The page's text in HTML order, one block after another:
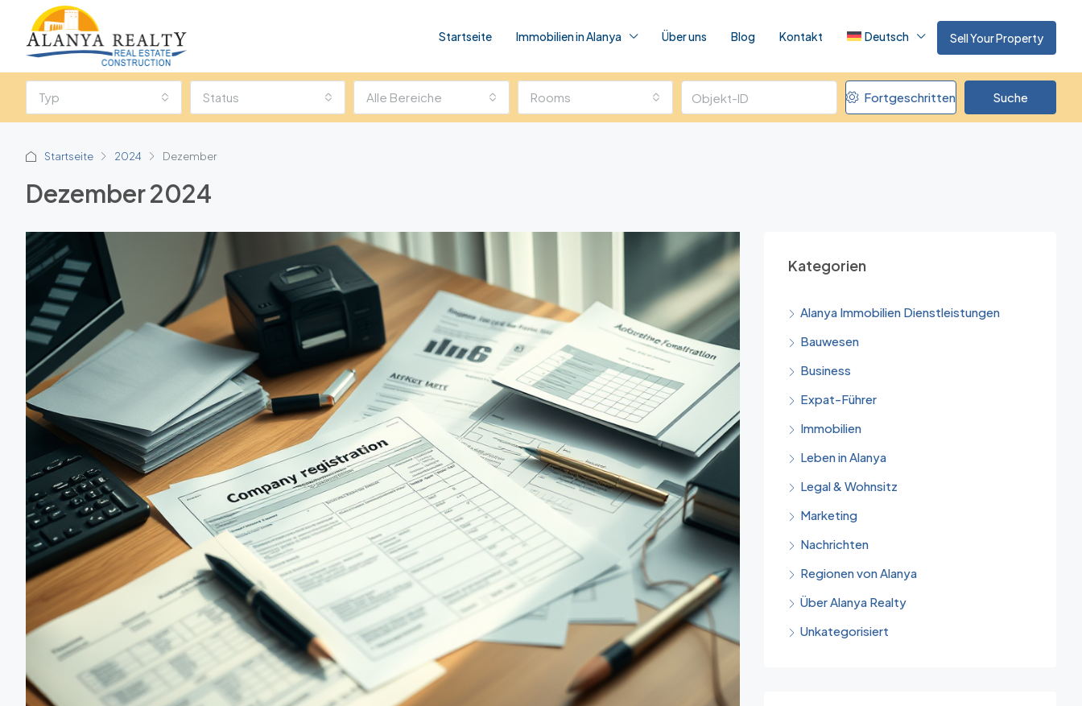
Startseite Immobilien in Alanya Über uns Blog Kontakt Deutsch Sell Your Property
Typ Status Alle Bereiche Rooms Fortgeschritten Suche
Startseite 2024 Dezember
Dezember 2024
Kategorien
Alanya Immobilien Dienstleistungen
Bauwesen
Business
Expat-Führer
Immobilien
Leben in Alanya
Legal & Wohnsitz
Marketing
Nachrichten
Regionen von Alanya
Über Alanya Realty
Unkategorisiert